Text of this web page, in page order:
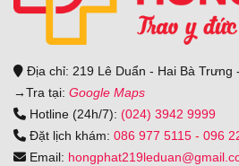
Địa chỉ: 219 Lê Duẩn - Hai Bà Trưng
→Tra tại: Google Maps
Hotline (24h/7): (024) 3942 9999
Đặt lịch khám: 086 977 5115 - 096
Email: